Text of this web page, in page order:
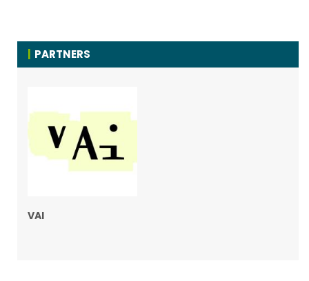
PARTNERS
VAI